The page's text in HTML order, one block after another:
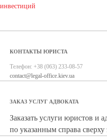
инвестиций
КОНТАКТЫ ЮРИСТА
Телефон: +38 (063) 233-08-57
contact@legal-office.kiev.ua
ЗАКАЗ УСЛУГ АДВОКАТА
Заказать услуги юристов и
по указанным справа